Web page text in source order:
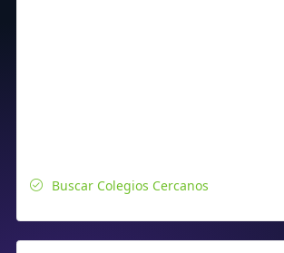
Buscar Colegios Cercanos